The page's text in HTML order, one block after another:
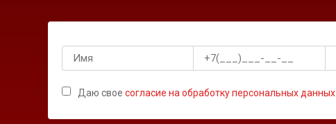
Даю свое согласие на обработку персональных данных